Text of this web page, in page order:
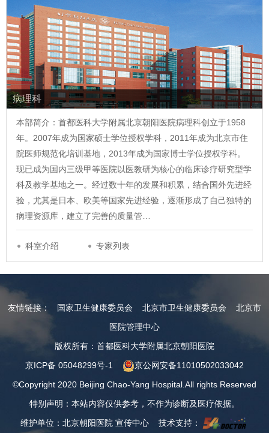
病理科
本部简介：首都医科大学附属北京朝阳医院病理科创立于1958
年。2007年成为国家硕士学位授权学科，2011年成为北京市住
院医师规范化培训基地，2013年成为国家博士学位授权学科。
现已成为国内三级甲等医院以医教研为核心的临床诊疗研究型学
科及教学基地之一。经过数十年的发展和积累，结合国外先进经
验，尤其是日本、欧美等国家先进经验，逐渐形成了自己独特的
病理资源库，建立了完善的质量管…
科室介绍 专家列表
友情链接： 国家卫生健康委员会 北京市卫生健康委员会
北京市
医院管理中心
版权所有：首都医科大学附属北京朝阳医院
京ICP备 05048299号-1
京公网安备11010502033042
©Copyright 2020 Beijing Chao-Yang Hospital.All rights Reserved
特别声明：本站内容仅供参考，不作为诊断及医疗依据。
维护单位：北京朝阳医院 宣传中心 技术支持：